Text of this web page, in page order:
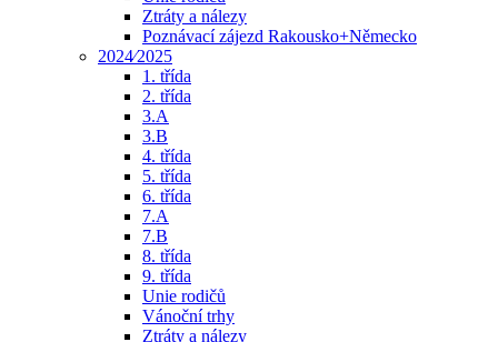
Ztráty a nálezy
Poznávací zájezd Rakousko+Německo
2024⁄2025
1. třída
2. třída
3.A
3.B
4. třída
5. třída
6. třída
7.A
7.B
8. třída
9. třída
Unie rodičů
Vánoční trhy
Ztráty a nálezy